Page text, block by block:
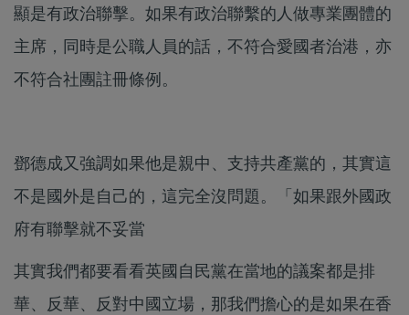
顯是有政治聯擊。如果有政治聯繫的人做專業團體的
主席，同時是公職人員的話，不符合愛國者治港，亦
不符合社團註冊條例。
鄧德成又強調如果他是親中、支持共產黨的，其實這
不是國外是自己的，這完全沒問題。「如果跟外國政
府有聯擊就不妥當
其實我們都要看看英國自民黨在當地的議案都是排
華、反華、反對中國立場，那我們擔心的是如果在香